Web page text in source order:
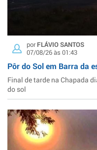
porFLÁVIO SANTOS
07/08/26 às 01:43
Pôr do Sol em Barra da
Final de tarde na Chapada
do sol